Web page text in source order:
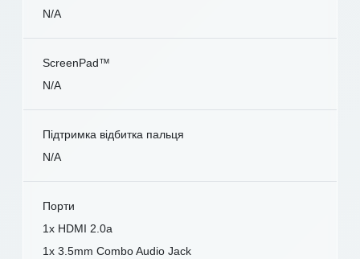
N/A
ScreenPad™
N/A
Підтримка відбитка пальця
N/A
Порти
1x HDMI 2.0a
1x 3.5mm Combo Audio Jack